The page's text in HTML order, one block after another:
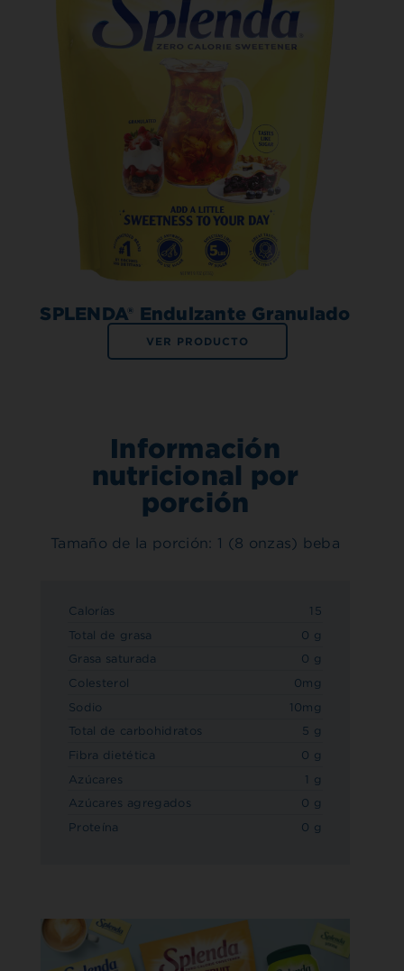
SPLENDA® Endulzante Granulado
VER PRODUCTO
Información
nutricional por
porción
Tamaño de la porción: 1 (8 onzas) beba
Calorías
15
Total de grasa
0 g
Grasa saturada
0 g
Colesterol
0mg
Sodio
10mg
Total de carbohidratos
5 g
Fibra dietética
0 g
Azúcares
1 g
Azúcares agregados
0 g
Proteína
0 g